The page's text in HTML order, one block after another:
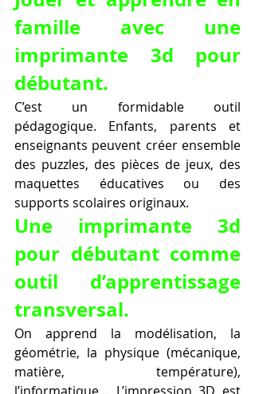
famille avec une
imprimante 3d pour
débutant.
C’est un formidable outil
pédagogique. Enfants, parents et
enseignants peuvent créer ensemble
des puzzles, des pièces de jeux, des
maquettes éducatives ou des
supports scolaires originaux.
Une imprimante 3d
pour débutant comme
outil d’apprentissage
transversal.
On apprend la modélisation, la
géométrie, la physique (mécanique,
matière, température),